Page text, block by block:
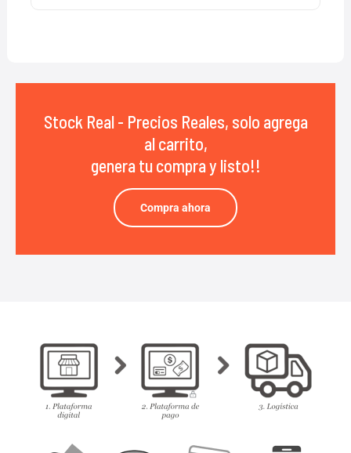
Stock Real - Precios Reales, solo agrega
al carrito,
genera tu compra y listo!!
Compra ahora